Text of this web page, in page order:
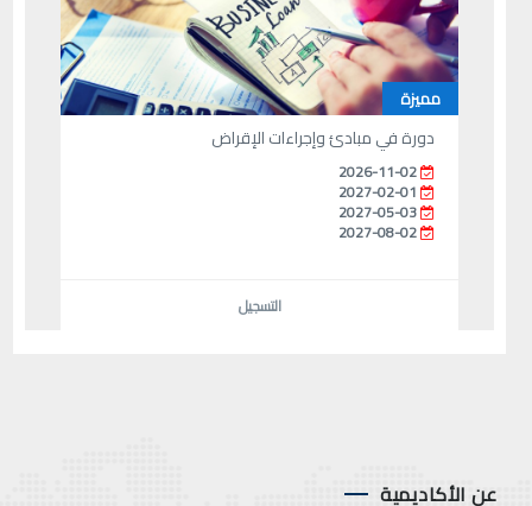
مميزة
دورة في مبادئ وإجراءات الإقراض
2026-11-02
2027-02-01
2027-05-03
2027-08-02
التسجيل
عن الأكاديمية